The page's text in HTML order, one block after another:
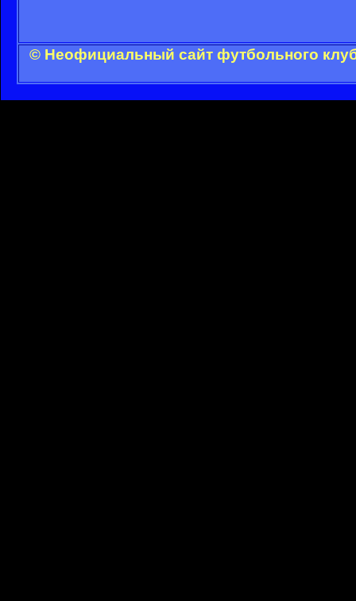
© Неофициальный сайт футбольного